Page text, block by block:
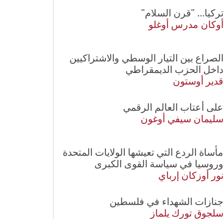
تركيا... "قرن السلام"
أوكان مدرس أوغلو
الصراع بين التيار الوسطي والاشتراكيين
داخل الحزب الديمقراطي
قدير أوستون
على أعتاب العالم الرقمي
سليمان سيفي أوغون
مأساة الردع التي تعيشها الولايات المتحدة
وروسيا في سياسة القوى الكبرى
نور أوزكان إرباي
جنازات الشهداء في فلسطين
سلجوق تورك يلماز